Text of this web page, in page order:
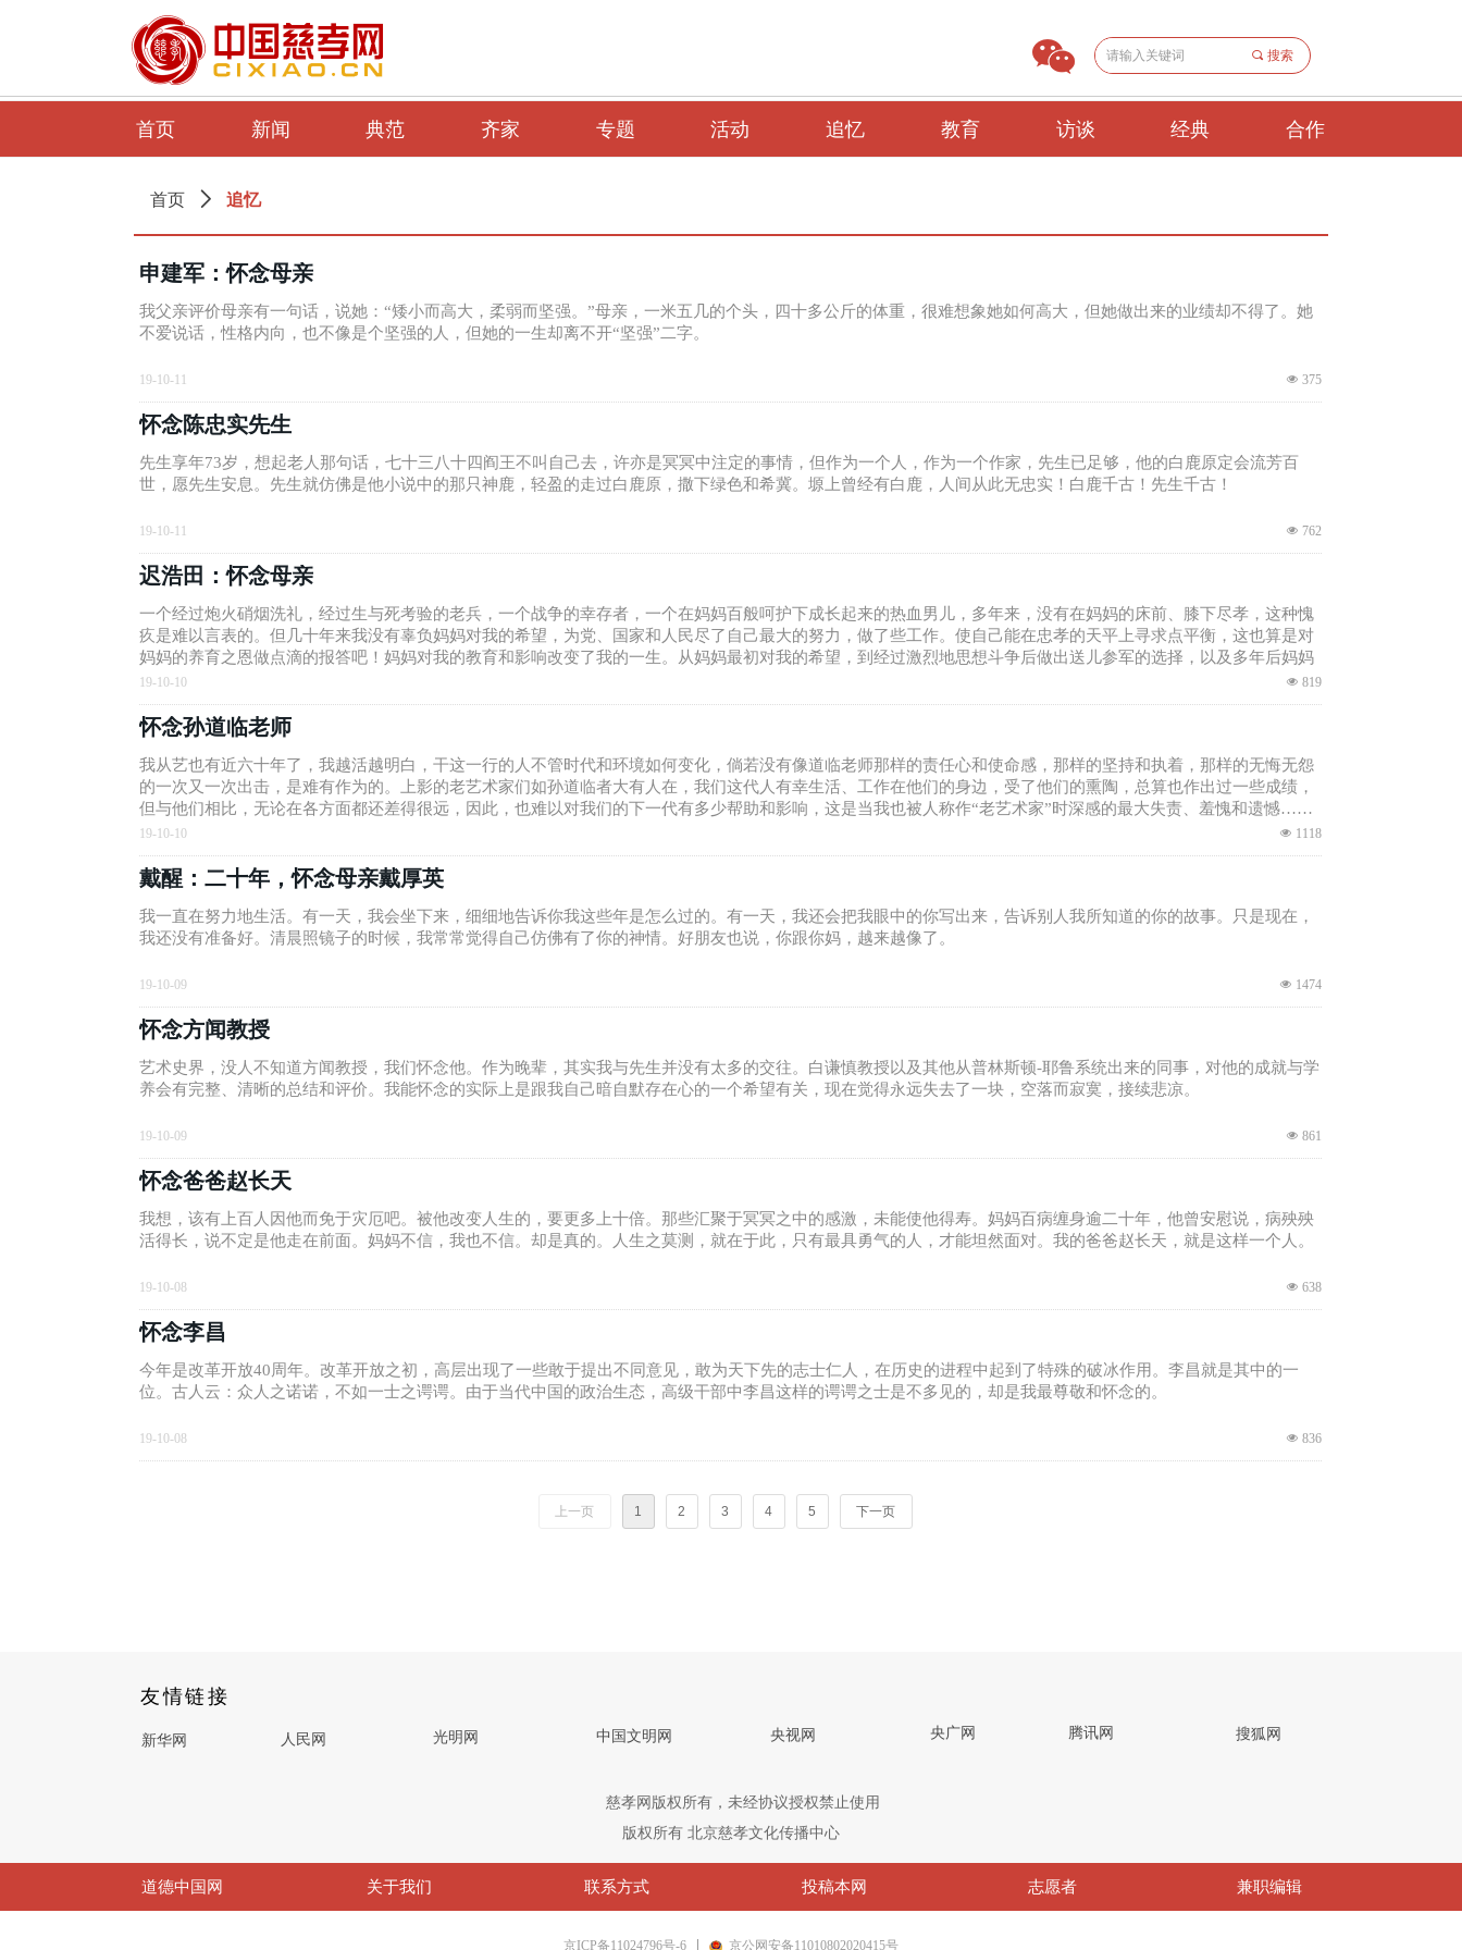
끠 搜索
首页 新闻 典范 齐家 专题 活动 追忆 教育 访谈 经典 合作
申建军：怀念母亲
我父亲评价母亲有一句话，说她：“矮小而高大，柔弱而坚强。”母亲，一米五几的个头，四十多公斤的体重，很难想象她如何高大，但她做出来的业绩却不得了。她
不爱说话，性格内向，也不像是个坚强的人，但她的一生却离不开“坚强”二字。
넶 375
19-10-11
怀念陈忠实先生
先生享年73岁，想起老人那句话，七十三八十四阎王不叫自己去，许亦是冥冥中注定的事情，但作为一个人，作为一个作家，先生已足够，他的白鹿原定会流芳百
世，愿先生安息。先生就仿佛是他小说中的那只神鹿，轻盈的走过白鹿原，撒下绿色和希冀。塬上曾经有白鹿，人间从此无忠实！白鹿千古！先生千古！
넶 762
19-10-11
迟浩田：怀念母亲
一个经过炮火硝烟洗礼，经过生与死考验的老兵，一个战争的幸存者，一个在妈妈百般呵护下成长起来的热血男儿，多年来，没有在妈妈的床前、膝下尽孝，这种愧
疚是难以言表的。但几十年来我没有辜负妈妈对我的希望，为党、国家和人民尽了自己最大的努力，做了些工作。使自己能在忠孝的天平上寻求点平衡，这也算是对
妈妈的养育之恩做点滴的报答吧！妈妈对我的教育和影响改变了我的一生。从妈妈最初对我的希望，到经过激烈地思想斗争后做出送儿参军的选择，以及多年后妈妈
见到带有多处伤痛的儿子的悲与喜，这一切都淋漓尽致地透露着母亲的平凡、伟大与对我的无限疼爱。“树欲静而风不止，子欲养而亲不待”，这种爱只能化作永久的
回忆和无尽的思念了。
넶 819
19-10-10
怀念孙道临老师
我从艺也有近六十年了，我越活越明白，干这一行的人不管时代和环境如何变化，倘若没有像道临老师那样的责任心和使命感，那样的坚持和执着，那样的无悔无怨
的一次又一次出击，是难有作为的。上影的老艺术家们如孙道临者大有人在，我们这代人有幸生活、工作在他们的身边，受了他们的熏陶，总算也作出过一些成绩，
但与他们相比，无论在各方面都还差得很远，因此，也难以对我们的下一代有多少帮助和影响，这是当我也被人称作“老艺术家”时深感的最大失责、羞愧和遗憾……
在纪念道临老师逝世十周年之际，我衷心希望他的从艺精神能一代代传承下去！
넶 1118
19-10-10
戴醒：二十年，怀念母亲戴厚英
我一直在努力地生活。有一天，我会坐下来，细细地告诉你我这些年是怎么过的。有一天，我还会把我眼中的你写出来，告诉别人我所知道的你的故事。只是现在，
我还没有准备好。清晨照镜子的时候，我常常觉得自己仿佛有了你的神情。好朋友也说，你跟你妈，越来越像了。
넶 1474
19-10-09
怀念方闻教授
艺术史界，没人不知道方闻教授，我们怀念他。作为晚辈，其实我与先生并没有太多的交往。白谦慎教授以及其他从普林斯顿-耶鲁系统出来的同事，对他的成就与学
养会有完整、清晰的总结和评价。我能怀念的实际上是跟我自己暗自默存在心的一个希望有关，现在觉得永远失去了一块，空落而寂寞，接续悲凉。
넶 861
19-10-09
怀念爸爸赵长天
我想，该有上百人因他而免于灾厄吧。被他改变人生的，要更多上十倍。那些汇聚于冥冥之中的感激，未能使他得寿。妈妈百病缠身逾二十年，他曾安慰说，病殃殃
活得长，说不定是他走在前面。妈妈不信，我也不信。却是真的。人生之莫测，就在于此，只有最具勇气的人，才能坦然面对。我的爸爸赵长天，就是这样一个人。
넶 638
19-10-08
怀念李昌
今年是改革开放40周年。改革开放之初，高层出现了一些敢于提出不同意见，敢为天下先的志士仁人，在历史的进程中起到了特殊的破冰作用。李昌就是其中的一
位。古人云：众人之诺诺，不如一士之谔谔。由于当代中国的政治生态，高级干部中李昌这样的谔谔之士是不多见的，却是我最尊敬和怀念的。
넶 836
19-10-08
上一页 1 2 3 4 5 下一页
首页 ꄲ 追忆
人民网
新华网
友情链接
光明网
慈孝网版权所有，未经协议授权禁止使用
搜狐网
腾讯网
央广网
央视网
中国文明网
版权所有 北京慈孝文化传播中心
道德中国网 关于我们 联系方式 投稿本网 志愿者 兼职编辑
京ICP备11024796号-6 京公网安备11010802020415号